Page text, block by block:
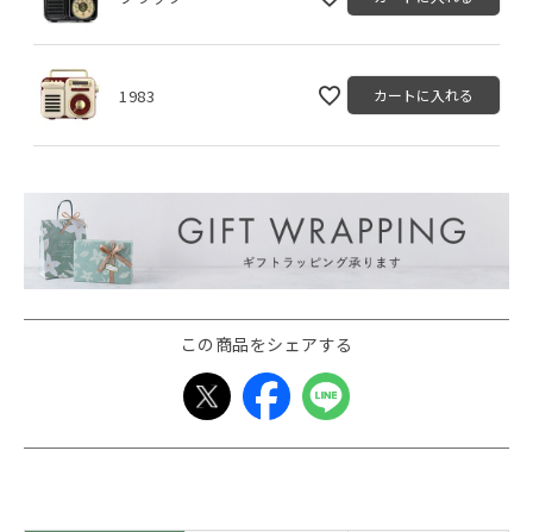
1983 カートに入れる
この商品をシェアする